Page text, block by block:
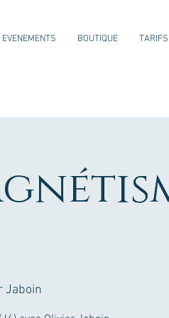
EVENEMENTS BOUTIQUE TARIFS
Jaboin